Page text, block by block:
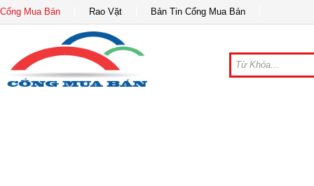
Cổng Mua Bán Rao Vặt Bản Tin Cổng Mua Bán